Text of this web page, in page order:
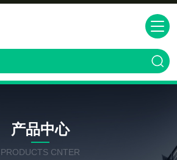
产品中心
PRODUCTS CNTER